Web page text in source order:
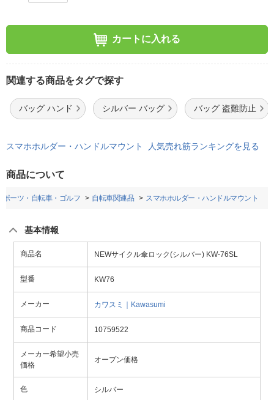
カートに入れる
関連する商品をタグで探す
バッグ ハンド シルバー バッグ バッグ 盗難防止
スマホホルダー・ハンドルマウント 人気売れ筋ランキングを見る
商品について
ポーツ・自転車・ゴルフ 自転車関連品 スマホホルダー・ハンドルマウント
基本情報
商品名 NEWサイクル傘ロック(シルバー) KW-76SL
型番 KW76
メーカー カワスミ｜Kawasumi
商品コード 10759522
メーカー希望小売
価格
オープン価格
色 シルバー